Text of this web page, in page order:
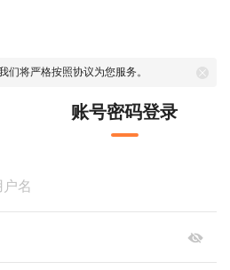
我们将严格按照协议为您服务。
账号密码登录